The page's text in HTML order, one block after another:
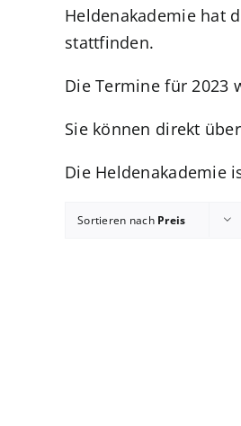
Heldenakademie hat
stattfinden.
Die Termine für 2023
Sie können direkt
Die Heldenakademie
Sortieren nach Preis